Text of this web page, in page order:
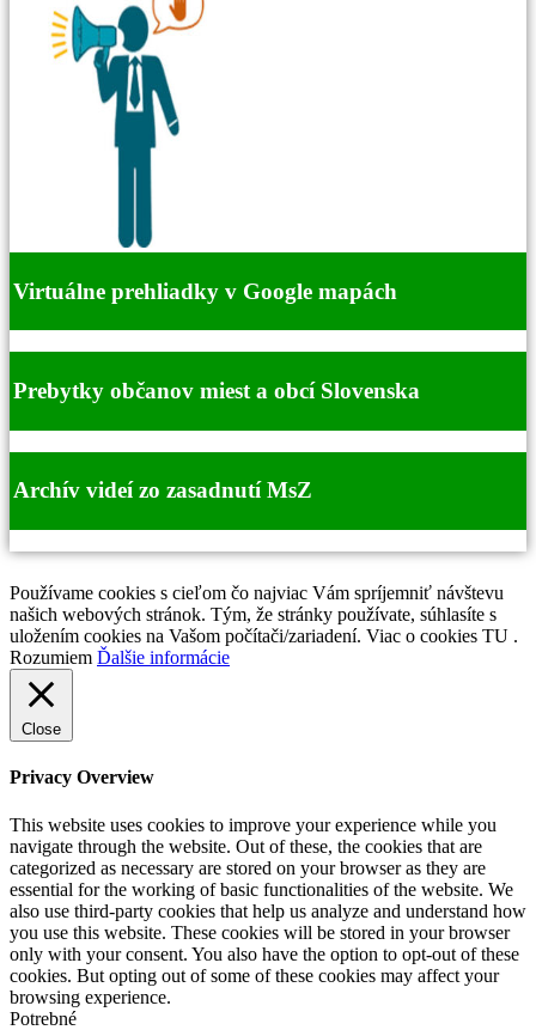
Virtuálne prehliadky v Google mapách
Prebytky občanov miest a obcí Slovenska
Archív videí zo zasadnutí MsZ
Používame cookies s cieľom čo najviac Vám spríjemniť návštevu
našich webových stránok. Tým, že stránky používate, súhlasíte s
uložením cookies na Vašom počítači/zariadení. Viac o cookies TU .
Rozumiem Ďalšie informácie
Close
Privacy Overview
This website uses cookies to improve your experience while you
navigate through the website. Out of these, the cookies that are
categorized as necessary are stored on your browser as they are
essential for the working of basic functionalities of the website. We
also use third-party cookies that help us analyze and understand how
you use this website. These cookies will be stored in your browser
only with your consent. You also have the option to opt-out of these
cookies. But opting out of some of these cookies may affect your
browsing experience.
Potrebné